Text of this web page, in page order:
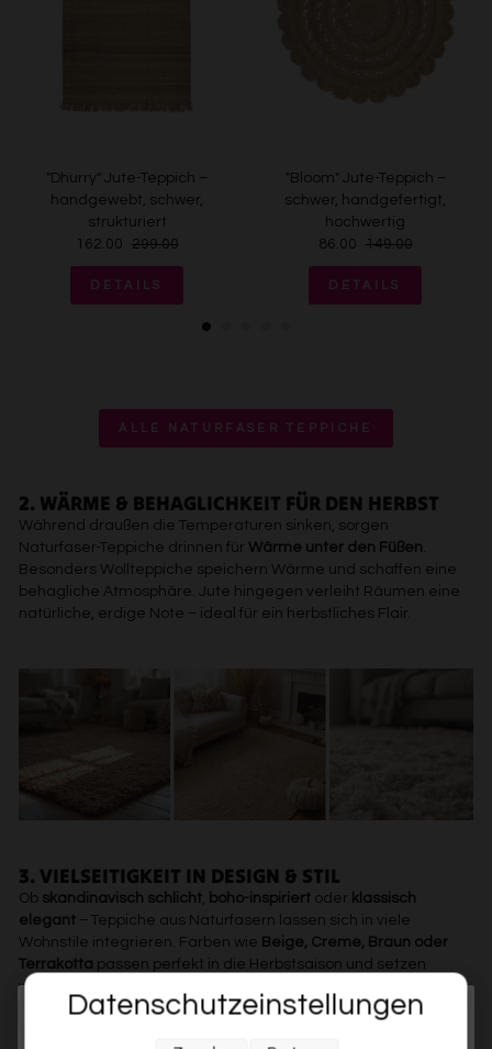
"Dhurry" Jute-Teppich –
handgewebt, schwer,
strukturiert
299.00
162.00
DETAILS
"Bloom" Jute-Teppich –
schwer, handgefertigt,
hochwertig
149.00
86.00
DETAILS
ALLE NATURFASER TEPPICHE
2. WÄRME & BEHAGLICHKEIT FÜR DEN HERBST
Während draußen die Temperaturen sinken, sorgen
Naturfaser-Teppiche drinnen für Wärme unter den Füßen.
Besonders Wollteppiche speichern Wärme und schaffen eine
behagliche Atmosphäre. Jute hingegen verleiht Räumen eine
natürliche, erdige Note – ideal für ein herbstliches Flair.
3. VIELSEITIGKEIT IN DESIGN & STIL
Ob skandinavisch schlicht, boho-inspiriert oder klassisch
elegant – Teppiche aus Naturfasern lassen sich in viele
Wohnstile integrieren. Farben wie Beige, Creme, Braun oder
Terrakotta passen perfekt in die Herbstsaison und setzen
warme Akzente.
Datenschutzeinstellungen
Melde dich jetzt für unseren Newsletter an und sichere dir